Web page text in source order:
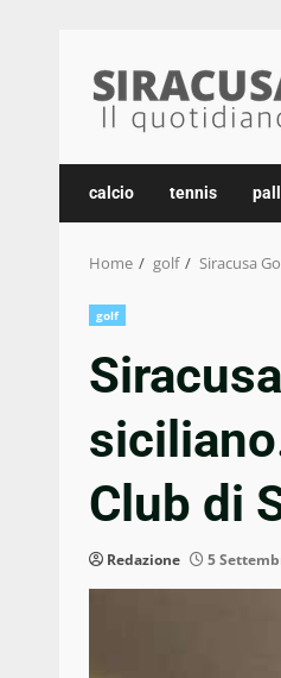
content
calcio tennis
Home golf Siracusa
golf
Club di
Redazione 5